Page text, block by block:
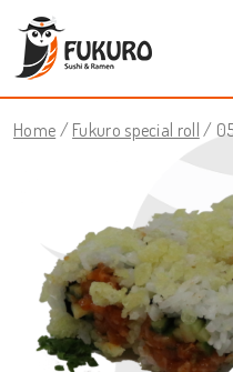
Home /Fukuro special roll /